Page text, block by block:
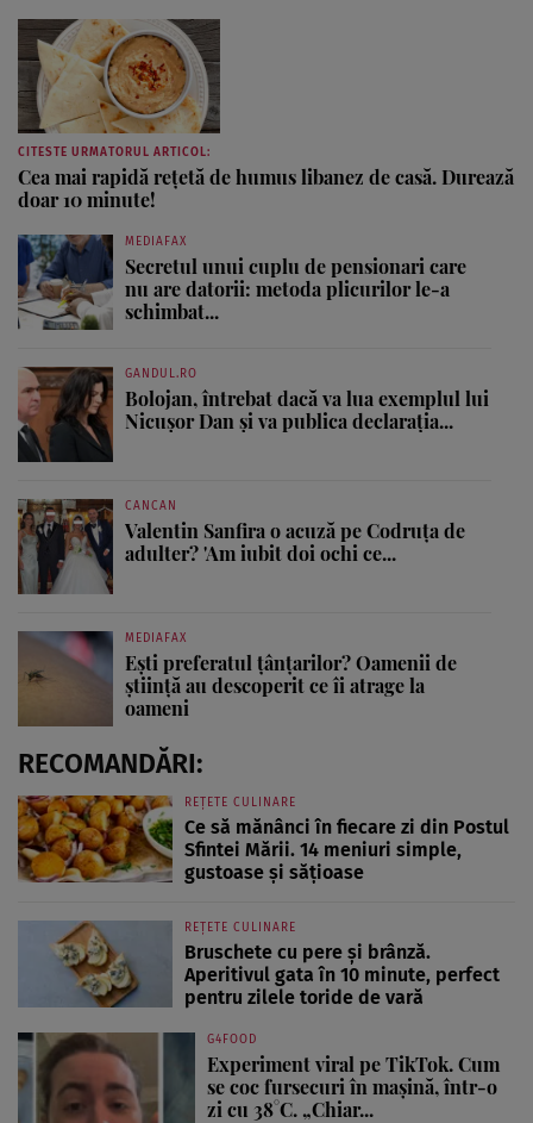
CITESTE URMATORUL ARTICOL:
Cea mai rapidă rețetă de humus libanez de casă. Durează
doar 10 minute!
MEDIAFAX
Secretul unui cuplu de pensionari care
nu are datorii: metoda plicurilor le-a
schimbat...
GANDUL.RO
Bolojan, întrebat dacă va lua exemplul lui
Nicușor Dan și va publica declarația...
CANCAN
Valentin Sanfira o acuză pe Codruța de
adulter? 'Am iubit doi ochi ce...
MEDIAFAX
Ești preferatul țânțarilor? Oamenii de
știință au descoperit ce îi atrage la
oameni
RECOMANDĂRI:
REȚETE CULINARE
Ce să mănânci în fiecare zi din Postul
Sfintei Mării. 14 meniuri simple,
gustoase și sățioase
REȚETE CULINARE
Bruschete cu pere și brânză.
Aperitivul gata în 10 minute, perfect
pentru zilele toride de vară
G4FOOD
Experiment viral pe TikTok. Cum
se coc fursecuri în mașină, într-o
zi cu 38°C. „Chiar...